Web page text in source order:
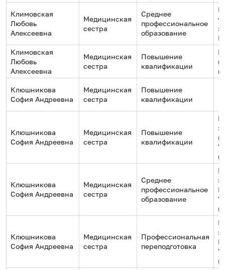
Климовская
Любовь
Алексеевна
Медицинская
сестра
Среднее
профессиональное
образование
Климовская
Любовь
Алексеевна
Медицинская
сестра
Повышение
квалификации
Клюшникова
София Андреевна
Медицинская
сестра
Повышение
квалификации
Клюшникова
София Андреевна
Медицинская
сестра
Повышение
квалификации
Клюшникова
София Андреевна
Медицинская
сестра
Среднее
профессиональное
образование
Клюшникова
София Андреевна
Медицинская
сестра
Профессиональная
переподготовка